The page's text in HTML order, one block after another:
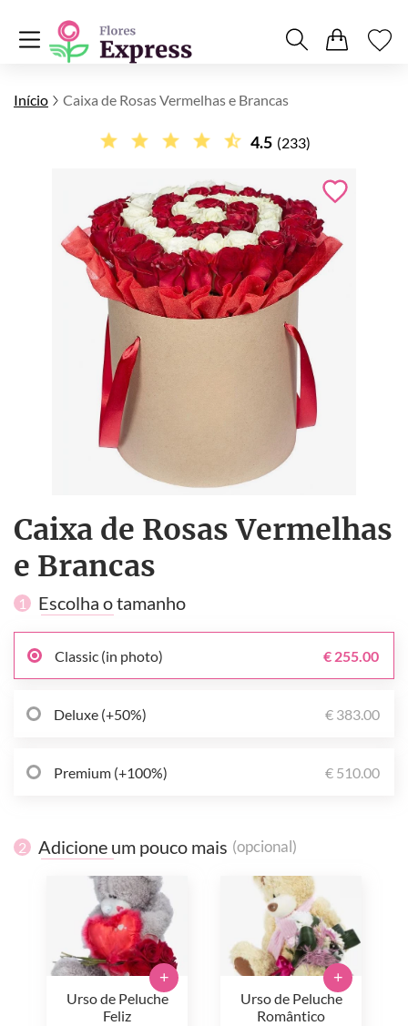
Início Caixa de Rosas Vermelhas e Brancas
4.5 (233)
Caixa de Rosas Vermelhas
e Brancas
1 Escolha o tamanho
Classic (in photo) € 255.00
Deluxe (+50%) € 383.00
Premium (+100%) € 510.00
2 Adicione um pouco mais (opcional)
Urso de Peluche
Feliz
+
Urso de Peluche
Romântico
+